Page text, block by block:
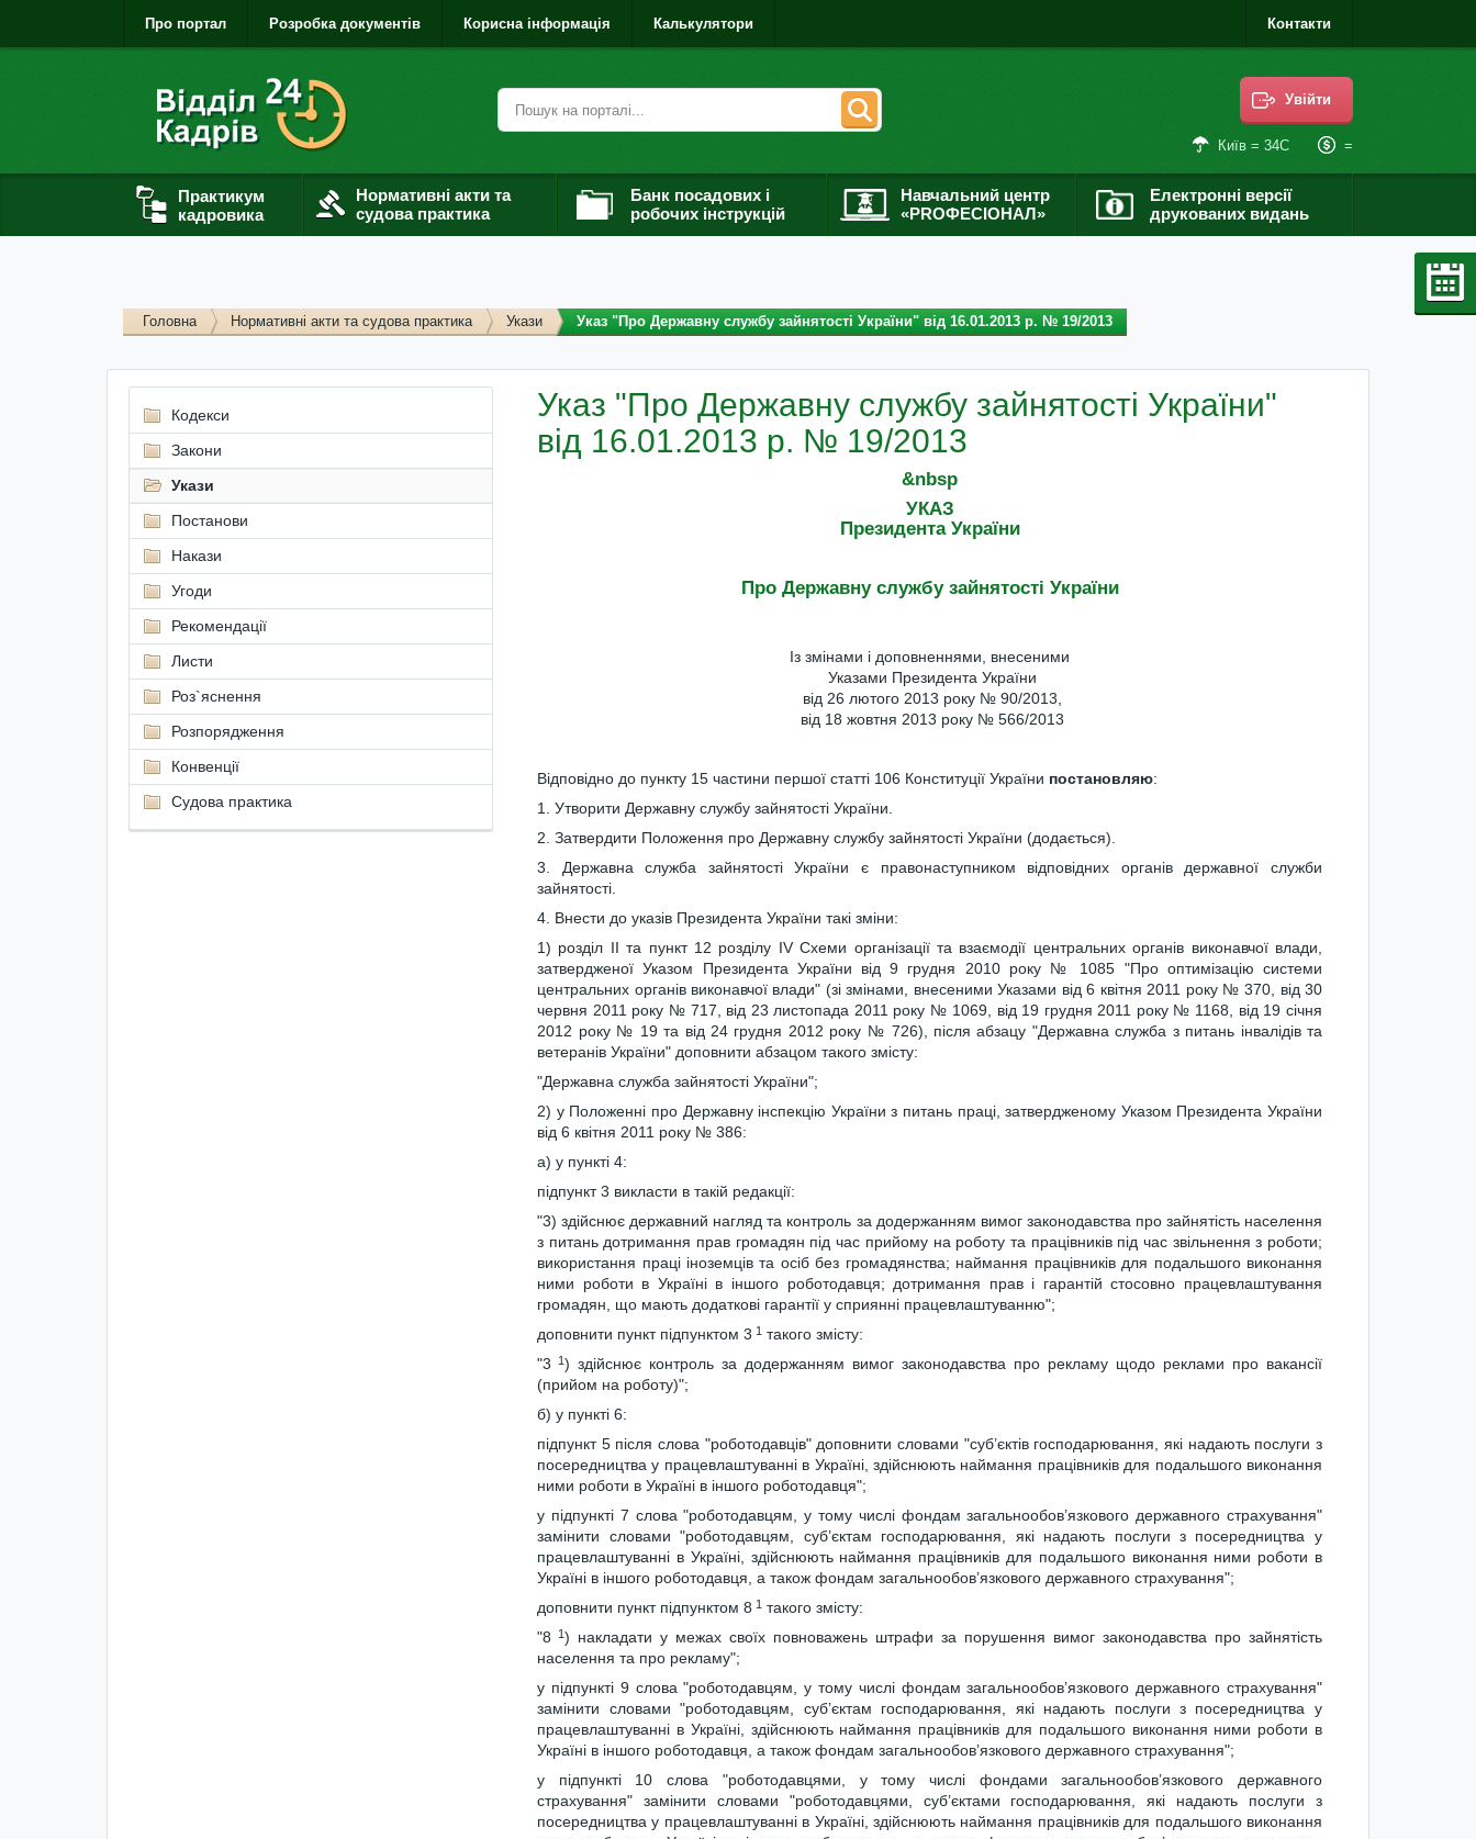
Про портал Розробка документів Корисна інформація Калькулятори Контакти
Увійти
Київ = 34С =
Практикум
кадровика
Нормативні акти та
судова практика
Банк посадових і
робочих інструкцій
Навчальний центр
«PROФЕСІОНАЛ»
Електронні версії
друкованих видань
Головна Нормативні акти та судова практика Укази Указ "Про Державну службу зайнятості України" від 16.01.2013 р. № 19/2013
Указ "Про Державну службу зайнятості України"
від 16.01.2013 р. № 19/2013
&nbsp
УКАЗ
Президента України
Про Державну службу зайнятості України
Із змінами і доповненнями, внесеними
Указами Президента України
від 26 лютого 2013 року № 90/2013,
від 18 жовтня 2013 року № 566/2013
Відповідно до пункту 15 частини першої статті 106 Конституції України постановляю:
1. Утворити Державну службу зайнятості України.
2. Затвердити Положення про Державну службу зайнятості України (додається).
3. Державна служба зайнятості України є правонаступником відповідних органів державної служби
зайнятості.
4. Внести до указів Президента України такі зміни:
1) розділ II та пункт 12 розділу IV Схеми організації та взаємодії центральних органів виконавчої влади,
затвердженої Указом Президента України від 9 грудня 2010 року № 1085 "Про оптимізацію системи
центральних органів виконавчої влади" (зі змінами, внесеними Указами від 6 квітня 2011 року № 370, від 30
червня 2011 року № 717, від 23 листопада 2011 року № 1069, від 19 грудня 2011 року № 1168, від 19 січня
2012 року № 19 та від 24 грудня 2012 року № 726), після абзацу "Державна служба з питань інвалідів та
ветеранів України" доповнити абзацом такого змісту:
"Державна служба зайнятості України";
2) у Положенні про Державну інспекцію України з питань праці, затвердженому Указом Президента України
від 6 квітня 2011 року № 386:
а) у пункті 4:
підпункт 3 викласти в такій редакції:
"3) здійснює державний нагляд та контроль за додержанням вимог законодавства про зайнятість населення
з питань дотримання прав громадян під час прийому на роботу та працівників під час звільнення з роботи;
використання праці іноземців та осіб без громадянства; наймання працівників для подальшого виконання
ними роботи в Україні в іншого роботодавця; дотримання прав і гарантій стосовно працевлаштування
громадян, що мають додаткові гарантії у сприянні працевлаштуванню";
доповнити пункт підпунктом 3 1 такого змісту:
"3 1) здійснює контроль за додержанням вимог законодавства про рекламу щодо реклами про вакансії
(прийом на роботу)";
б) у пункті 6:
підпункт 5 після слова "роботодавців" доповнити словами "суб’єктів господарювання, які надають послуги з
посередництва у працевлаштуванні в Україні, здійснюють наймання працівників для подальшого виконання
ними роботи в Україні в іншого роботодавця";
у підпункті 7 слова "роботодавцям, у тому числі фондам загальнообов’язкового державного страхування"
замінити словами "роботодавцям, суб’єктам господарювання, які надають послуги з посередництва у
працевлаштуванні в Україні, здійснюють наймання працівників для подальшого виконання ними роботи в
Україні в іншого роботодавця, а також фондам загальнообов’язкового державного страхування";
доповнити пункт підпунктом 8 1 такого змісту:
"8 1) накладати у межах своїх повноважень штрафи за порушення вимог законодавства про зайнятість
населення та про рекламу";
у підпункті 9 слова "роботодавцям, у тому числі фондам загальнообов’язкового державного страхування"
замінити словами "роботодавцям, суб’єктам господарювання, які надають послуги з посередництва у
працевлаштуванні в Україні, здійснюють наймання працівників для подальшого виконання ними роботи в
Україні в іншого роботодавця, а також фондам загальнообов’язкового державного страхування";
у підпункті 10 слова "роботодавцями, у тому числі фондами загальнообов’язкового державного
страхування" замінити словами "роботодавцями, суб’єктами господарювання, які надають послуги з
посередництва у працевлаштуванні в Україні, здійснюють наймання працівників для подальшого виконання
Кодекси
Закони
Укази
Постанови
Накази
Угоди
Рекомендації
Листи
Роз`яснення
Розпорядження
Конвенції
Судова практика